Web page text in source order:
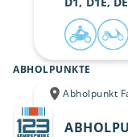
ABHOLPUNKTE
Abholpunkt